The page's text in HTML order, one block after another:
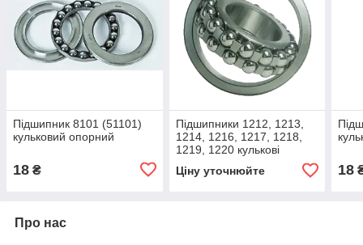
Підшипник 8101 (51101)
кульковий опорний
18 ₴
Підшипники 1212, 1213,
1214, 1216, 1217, 1218,
1219, 1220 кулькові
двохрядні продам дешево
Ціну уточнюйте 18
Про нас